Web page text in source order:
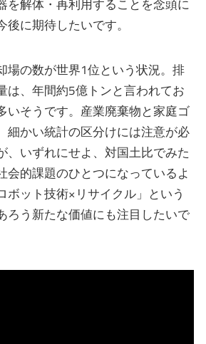
を解体・再利用することを念頭に
に期待したいです。
場の数が世界1位という状況。排
は、年間約5億トンと言われてお
いそうです。産業廃棄物と家庭ゴ
細かい統計の区分けには注意が必
、いずれにせよ、対国土比でみた
会的課題のひとつになっているよ
ボット技術×リサイクル」という
ろう新たな価値にも注目したいで